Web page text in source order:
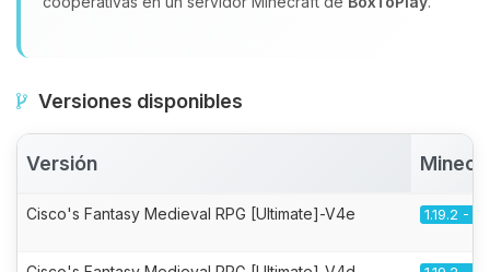
Versiones disponibles
Versión
Cisco's Fantasy Medieval RPG [Ultimate]-V4e 1.19.2 -